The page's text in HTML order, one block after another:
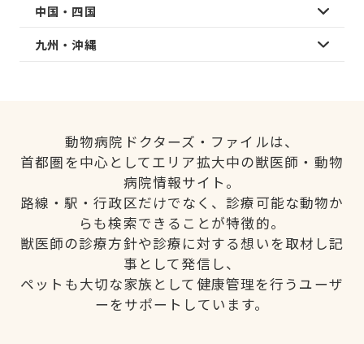
中国・四国
九州・沖縄
動物病院ドクターズ・ファイルは、
首都圏を中心としてエリア拡大中の獣医師・動物
病院情報サイト。
路線・駅・行政区だけでなく、診療可能な動物か
らも検索できることが特徴的。
獣医師の診療方針や診療に対する想いを取材し記
事として発信し、
ペットも大切な家族として健康管理を行うユーザ
ーをサポートしています。